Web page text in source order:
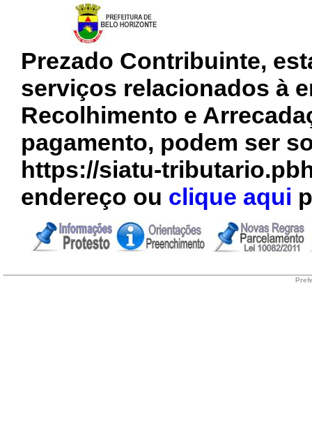
Prezado Contribuinte,
serviços relacionados à
Recolhimento e
pagamento, podem ser
https://siatu-
endereço ou clique aqui